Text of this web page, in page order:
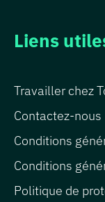
Liens
Travailler chez
Contactez-nous
Conditions
Conditions
Politique de